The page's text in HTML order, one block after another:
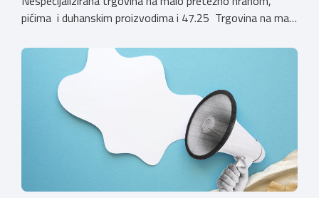
pićima i duhanskim proizvodima i 47.25 Trgovina na malo
koja sadrže alkohol i energetska pića dužni su uskladiti
svoje poslovne procese i osigurati tehničko rješenje za
vjerodostojnu provjeru punoljetnosti kupca putem
sustava e-Građani ili putem mobilne […]